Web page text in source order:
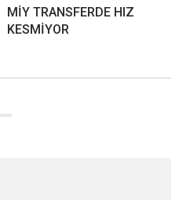
MİY TRANSFERDE HIZ
KESMİYOR